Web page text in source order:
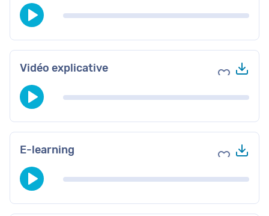
Vidéo explicative Ajouter
E-learning Ajouter